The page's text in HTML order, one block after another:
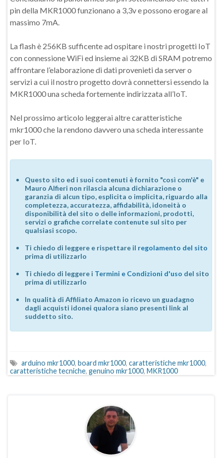
pin della MKR1000 funzionano a 3,3v e possono erogare al
massimo 7mA.
La flash è 256KB sufficente ad ospitare i nostri progetti IoT
con connessione WiFi ed insieme ai 32KB di SRAM potremo
affrontare l’elaborazione di dati provenieti da server o
servizi a cui il nostro progetto dovrà connettersi essendo la
MKR1000 una scheda fortemente indirizzata all’IoT.
Nel prossimo articolo leggerai altre caratteristiche
mkr1000 che la rendono davvero una scheda interessante
per IoT.
Questo sito ed i suoi contenuti è fornito "così com'è" e
Mauro Alfieri non rilascia alcuna dichiarazione o
garanzia di alcun tipo, esplicita o implicita, riguardo alla
completezza, accuratezza, affidabilità, idoneità o
disponibilità del sito o delle informazioni, prodotti,
servizi o grafiche correlate contenute sul sito per
qualsiasi scopo.
Ti chiedo di leggere e rispettare il regolamento del sito
prima di utilizzarlo
Ti chiedo di leggere i Termini e Condizioni d'uso del sito
prima di utilizzarlo
In qualità di Affiliato Amazon io ricevo un guadagno
dagli acquisti idonei qualora siano presenti link al
suddetto sito.
arduino mkr1000, board mkr1000, caratteristiche mkr1000,
caratteristiche tecniche, genuino mkr1000, MKR1000